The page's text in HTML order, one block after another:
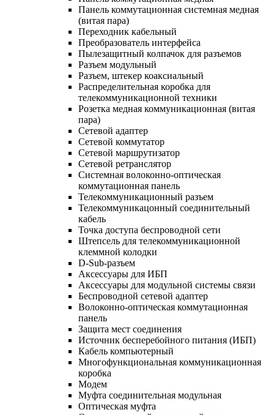
Панель коммутационная системная медная
(витая пара)
Переходник кабельный
Преобразователь интерфейса
Пылезащитный колпачок для разъемов
Разъем модульный
Разъем, штекер коаксиальный
Распределительная коробка для
телекоммуникационной техники
Розетка медная коммуникационная (витая
пара)
Сетевой адаптер
Сетевой коммутатор
Сетевой маршрутизатор
Сетевой ретранслятор
Системная волоконно-оптическая
коммутационная панель
Телекоммуникационный разъем
Телекоммуникацонный соединительный
кабель
Точка доступа беспроводной сети
Штепсель для телекоммуникационной
клеммной колодки
D-Sub-разъем
Аксессуары для ИБП
Аксессуары для модульной системы связи
Беспроводной сетевой адаптер
Волоконно-оптическая коммутационная
панель
Защита мест соединения
Источник бесперебойного питания (ИБП)
Кабель компьютерный
Многофункциональная коммуникационная
коробка
Модем
Муфта соединительная модульная
Оптическая муфта